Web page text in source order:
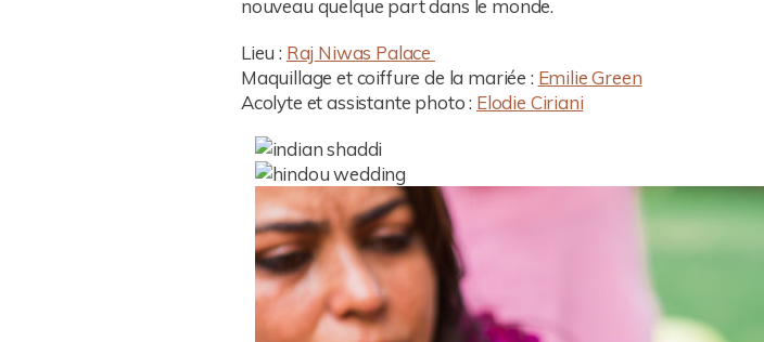
nouveau quelque part dans le monde.
Lieu : Raj Niwas Palace
Maquillage et coiffure de la mariée : Emilie Green
Acolyte et assistante photo : Elodie Ciriani